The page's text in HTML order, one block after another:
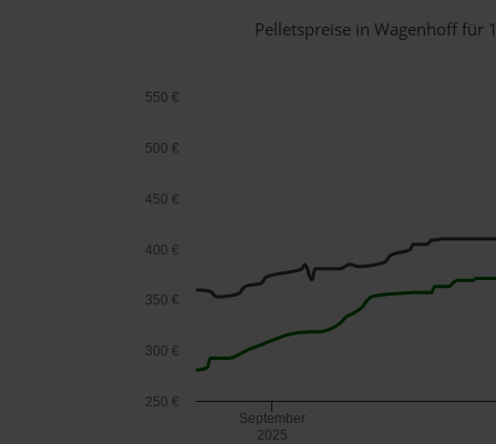
Pelletspreise in Wagenhoff für
September
2025
250 €
300 €
350 €
400 €
450 €
500 €
550 €